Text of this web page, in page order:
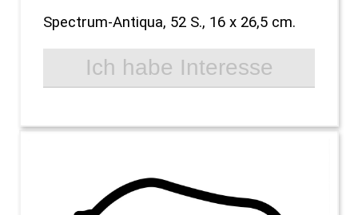
Spectrum-Antiqua, 52 S., 16 x 26,5 cm.